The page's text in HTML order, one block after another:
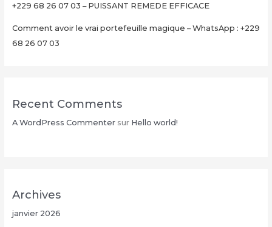
+229 68 26 07 03 – PUISSANT REMEDE EFFICACE
Comment avoir le vrai portefeuille magique – WhatsApp : +229
68 26 07 03
Recent Comments
A WordPress Commentersur Hello world!
Archives
janvier 2026